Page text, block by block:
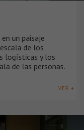
un paisaje
de los
logísticas y los
de las personas.
VER +